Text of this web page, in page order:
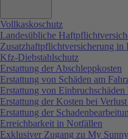
Vollkaskoschutz
Landesübliche
Zusatzhaftpflichtversicherung
Kfz-Diebstahlschutz
Erstattung der Abschleppkosten
Erstattung von Schäden am
Erstattung von Einbruchschäden
Erstattung der Kosten bei
Erstattung der
Erreichbarkeit in Notfällen
Exklusiver Zugang zu My